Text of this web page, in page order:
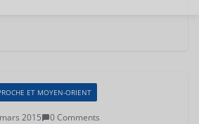
ET MOYEN-ORIENT
2015 0 Comments